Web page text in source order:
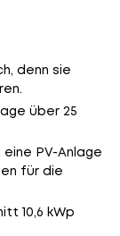
denn sie
über 25
PV-Anlage
für die
10,6 kWp